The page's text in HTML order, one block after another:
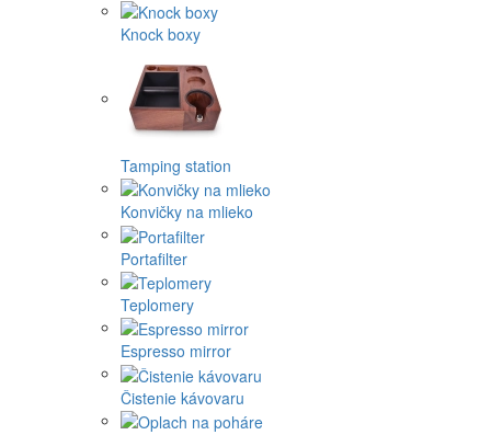
Knock boxy
Tamping station
Konvičky na mlieko
Portafilter
Teplomery
Espresso mirror
Čistenie kávovaru